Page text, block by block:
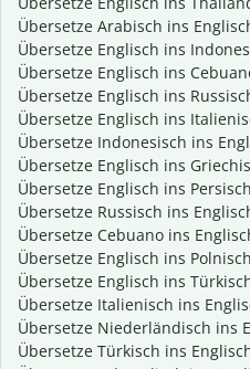
Übersetze Arabisch ins
Übersetze Englisch ins
Übersetze Englisch ins
Übersetze Englisch ins
Übersetze Englisch ins
Übersetze Indonesisch ins
Übersetze Englisch ins
Übersetze Englisch ins Persisch
Übersetze Russisch ins
Übersetze Cebuano ins
Übersetze Englisch ins Polnisch
Übersetze Englisch ins
Übersetze Italienisch ins
Übersetze Niederländisch ins
Übersetze Türkisch ins